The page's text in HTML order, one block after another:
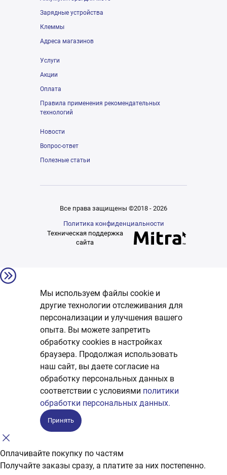
Зарядные устройства
Клеммы
Адреса магазинов
Услуги
Акции
Оплата
Правила применения рекомендательных
технологий
Новости
Вопрос-ответ
Полезные статьи
Все права защищены ©2018 - 2026
Политика конфиденциальности
Техническая поддержка
сайта
Мы используем файлы cookie и
другие технологии отслеживания для
персонализации и улучшения вашего
опыта. Вы можете запретить
обработку сookies в настройках
браузера. Продолжая использовать
наш сайт, вы даете согласие на
обработку персональных данных в
соответствии с условиями политики
обработки персональных данных.
Принять
Оплачивайте покупку по частям
Получайте заказы сразу, а платите за них постепенно.